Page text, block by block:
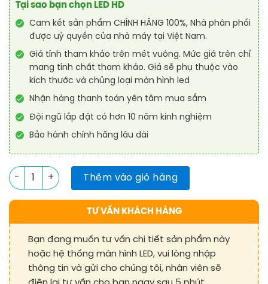
Tại sao bạn chọn LED HD
Cam kết sản phẩm CHÍNH HÃNG 100%, Nhà phân phối
được uỷ quyền của nhà máy tại Việt Nam.
Giá tính tham khảo trên mét vuông. Mức giá trên chỉ
mang tính chất tham khảo. Giá sẽ phụ thuộc vào
kích thước và chủng loại màn hình led
Nhận hàng thanh toán yên tâm mua sắm
Đội ngũ lắp đặt có hơn 10 năm kinh nghiệm
Bảo hành chính hãng lâu dài
Module màn hình LED P1.875 trong nhà số lượng
Thêm vào giỏ hàng
TƯ VẤN KHÁCH HÀNG
Bạn đang muốn tư vấn chi tiết sản phẩm này
hoặc hệ thống màn hình LED, vui lòng nhập
thông tin và gửi cho chúng tôi, nhân viên sẽ